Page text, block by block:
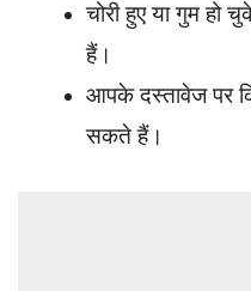
चोरी हुए या गुम हो
हैं।
आपके दस्तावेज पर
सकते हैं।